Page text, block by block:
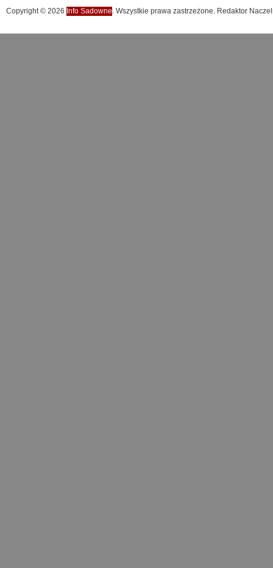
Copyright © 2026 Info Sadowne. Wszystkie prawa zastrzeżone. Redaktor